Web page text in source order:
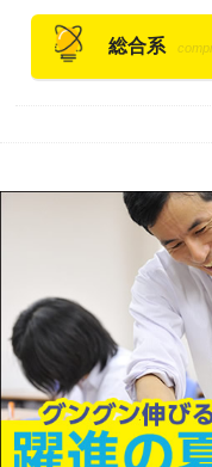
総合系